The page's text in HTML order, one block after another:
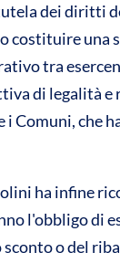
dei diritti
costituire una
tra
di legalità
Comuni, che
ha infine
l'obbligo di
o del